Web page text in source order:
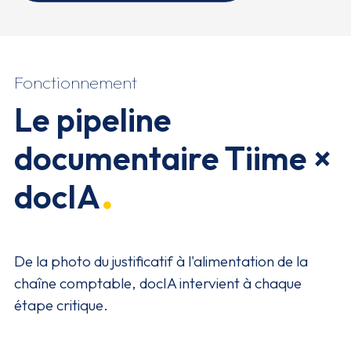
Fonctionnement
Le pipeline
documentaire Tiime ×
docIA
De la photo du justificatif à l'alimentation de la
chaîne comptable, docIA intervient à chaque
étape critique.